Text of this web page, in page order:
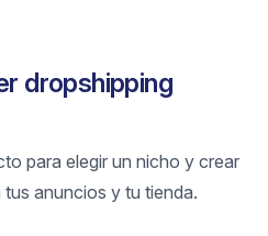
dropshipping
para elegir un nicho y crear
anuncios y tu tienda.